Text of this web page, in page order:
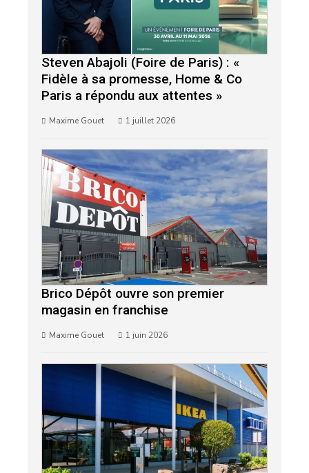
Steven Abajoli (Foire de Paris) : «
Fidèle à sa promesse, Home & Co
Paris a répondu aux attentes »
Maxime Gouet 1 juillet 2026
Brico Dépôt ouvre son premier
magasin en franchise
Maxime Gouet 1 juin 2026